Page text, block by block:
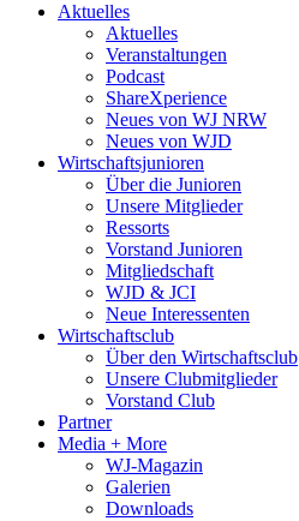
Aktuelles
Aktuelles
Veranstaltungen
Podcast
ShareXperience
Neues von WJ NRW
Neues von WJD
Wirtschaftsjunioren
Über die Junioren
Unsere Mitglieder
Ressorts
Vorstand Junioren
Mitgliedschaft
WJD & JCI
Neue Interessenten
Wirtschaftsclub
Über den Wirtschaftsclub
Unsere Clubmitglieder
Vorstand Club
Partner
Media + More
WJ-Magazin
Galerien
Downloads